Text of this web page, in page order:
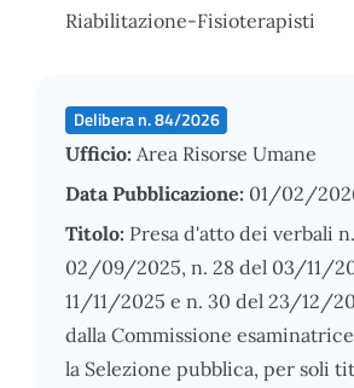
Riabilitazione-Fisioterapisti
Delibera n. 84/2026
Ufficio: Area Risorse Umane
Data Pubblicazione: 01/02/
Titolo: Presa d'atto dei verbali
02/09/2025, n. 28 del 03/11/
11/11/2025 e n. 30 del 23/12/
dalla Commissione
la Selezione pubblica, per soli